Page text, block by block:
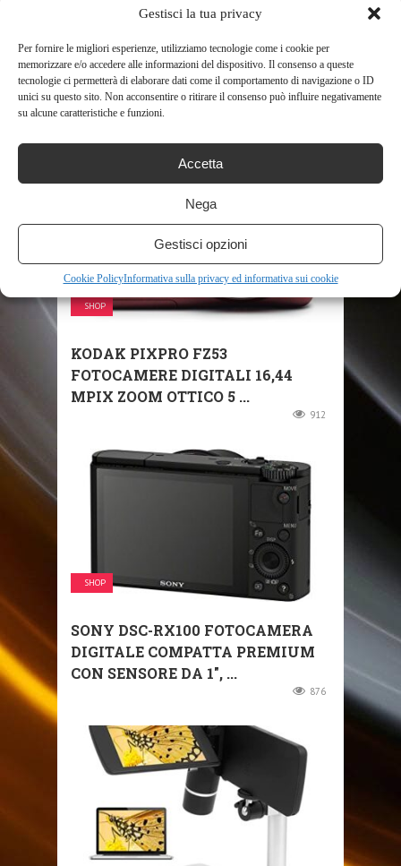
Gestisci la tua privacy
Per fornire le migliori esperienze, utilizziamo tecnologie come i cookie per
memorizzare e/o accedere alle informazioni del dispositivo. Il consenso a queste
tecnologie ci permetterà di elaborare dati come il comportamento di navigazione o ID
unici su questo sito. Non acconsentire o ritirare il consenso può influire negativamente
su alcune caratteristiche e funzioni.
Accetta
Nega
Gestisci opzioni
Cookie PolicyInformativa sulla privacy ed informativa sui cookie
SHOP
KODAK PIXPRO FZ53
FOTOCAMERE DIGITALI 16,44
MPIX ZOOM OTTICO 5 ...
912
SHOP
SONY DSC-RX100 FOTOCAMERA
DIGITALE COMPATTA PREMIUM
CON SENSORE DA 1″, ...
876